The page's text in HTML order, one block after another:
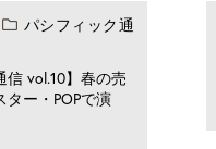
パシフィック通
信 vol.10】春の売
ター・POPで演